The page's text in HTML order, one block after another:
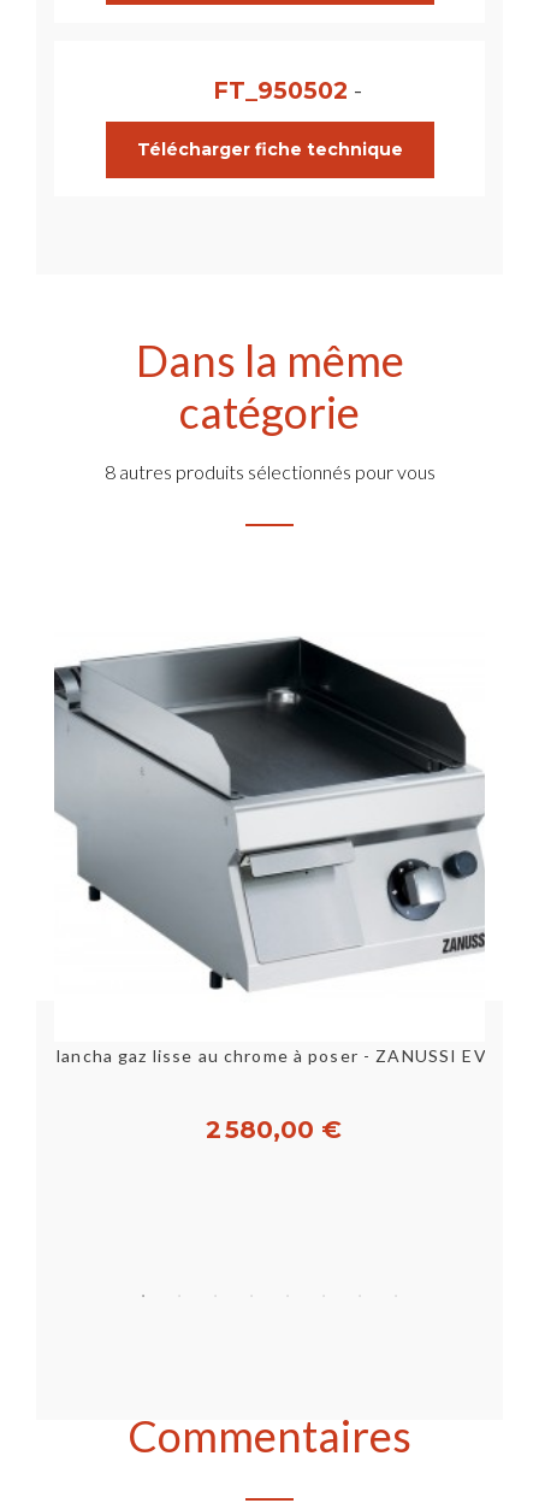
FT_950502 -
Télécharger fiche technique
Dans la même
catégorie
8 autres produits sélectionnés pour vous
2 580,00 €
Commentaires